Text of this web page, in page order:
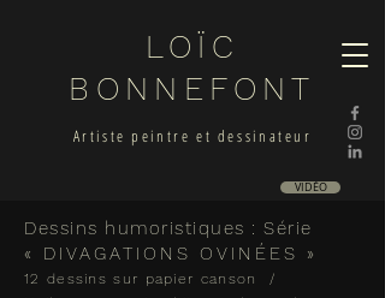
LOÏC
BONNEFONT
Artiste peintre et dessinateur
VIDÉO
Dessins humoristiques : Série
« DIVAGATIONS OVINÉES »
12 dessins sur papier canson /